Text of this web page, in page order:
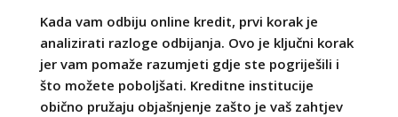
Kada vam odbiju online kredit, prvi korak je
analizirati razloge odbijanja. Ovo je ključni korak
jer vam pomaže razumjeti gdje ste pogriješili i
što možete poboljšati. Kreditne institucije
obično pružaju objašnjenje zašto je vaš zahtjev